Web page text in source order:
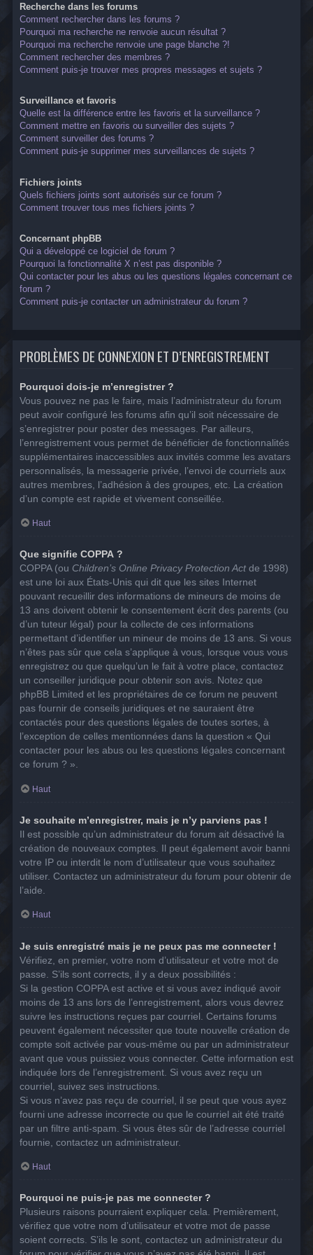
Recherche dans les forums
Comment rechercher dans les forums ?
Pourquoi ma recherche ne renvoie aucun résultat ?
Pourquoi ma recherche renvoie une page blanche ?!
Comment rechercher des membres ?
Comment puis-je trouver mes propres messages et sujets ?
Surveillance et favoris
Quelle est la différence entre les favoris et la surveillance ?
Comment mettre en favoris ou surveiller des sujets ?
Comment surveiller des forums ?
Comment puis-je supprimer mes surveillances de sujets ?
Fichiers joints
Quels fichiers joints sont autorisés sur ce forum ?
Comment trouver tous mes fichiers joints ?
Concernant phpBB
Qui a développé ce logiciel de forum ?
Pourquoi la fonctionnalité X n’est pas disponible ?
Qui contacter pour les abus ou les questions légales concernant ce
forum ?
Comment puis-je contacter un administrateur du forum ?
PROBLÈMES DE CONNEXION ET D’ENREGISTREMENT
Pourquoi dois-je m’enregistrer ?
Vous pouvez ne pas le faire, mais l’administrateur du forum
peut avoir configuré les forums afin qu’il soit nécessaire de
s’enregistrer pour poster des messages. Par ailleurs,
l’enregistrement vous permet de bénéficier de fonctionnalités
supplémentaires inaccessibles aux invités comme les avatars
personnalisés, la messagerie privée, l’envoi de courriels aux
autres membres, l’adhésion à des groupes, etc. La création
d’un compte est rapide et vivement conseillée.
Haut
Que signifie COPPA ?
COPPA (ou Children’s Online Privacy Protection Actde 1998)
est une loi aux États-Unis qui dit que les sites Internet
pouvant recueillir des informations de mineurs de moins de
13 ans doivent obtenir le consentement écrit des parents (ou
d’un tuteur légal) pour la collecte de ces informations
permettant d’identifier un mineur de moins de 13 ans. Si vous
n’êtes pas sûr que cela s’applique à vous, lorsque vous vous
enregistrez ou que quelqu’un le fait à votre place, contactez
un conseiller juridique pour obtenir son avis. Notez que
phpBB Limited et les propriétaires de ce forum ne peuvent
pas fournir de conseils juridiques et ne sauraient être
contactés pour des questions légales de toutes sortes, à
l’exception de celles mentionnées dans la question « Qui
contacter pour les abus ou les questions légales concernant
ce forum ? ».
Haut
Je souhaite m’enregistrer, mais je n’y parviens pas !
Il est possible qu’un administrateur du forum ait désactivé la
création de nouveaux comptes. Il peut également avoir banni
votre IP ou interdit le nom d’utilisateur que vous souhaitez
utiliser. Contactez un administrateur du forum pour obtenir de
l’aide.
Haut
Je suis enregistré mais je ne peux pas me connecter !
Vérifiez, en premier, votre nom d’utilisateur et votre mot de
passe. S’ils sont corrects, il y a deux possibilités :
Si la gestion COPPA est active et si vous avez indiqué avoir
moins de 13 ans lors de l’enregistrement, alors vous devrez
suivre les instructions reçues par courriel. Certains forums
peuvent également nécessiter que toute nouvelle création de
compte soit activée par vous-même ou par un administrateur
avant que vous puissiez vous connecter. Cette information est
indiquée lors de l’enregistrement. Si vous avez reçu un
courriel, suivez ses instructions.
Si vous n’avez pas reçu de courriel, il se peut que vous ayez
fourni une adresse incorrecte ou que le courriel ait été traité
par un filtre anti-spam. Si vous êtes sûr de l’adresse courriel
fournie, contactez un administrateur.
Haut
Pourquoi ne puis-je pas me connecter ?
Plusieurs raisons pourraient expliquer cela. Premièrement,
vérifiez que votre nom d’utilisateur et votre mot de passe
soient corrects. S’ils le sont, contactez un administrateur du